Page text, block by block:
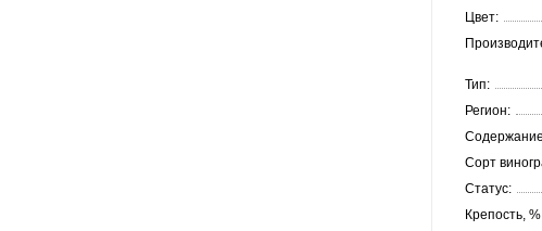
Цвет:
Тип:
Регион:
Сорт
Статус:
Крепость,